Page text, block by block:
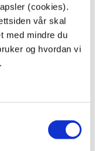
(cookies).
vår skal
med mindre du
og hvordan vi
.
har lagt ned for
videre!
Start
fra